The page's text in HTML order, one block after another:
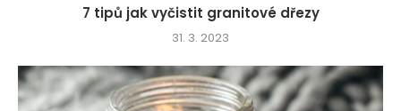
7 tipů jak vyčistit granitové dřezy
31. 3. 2023